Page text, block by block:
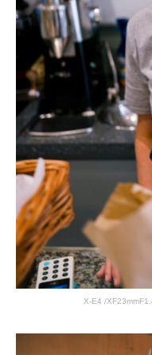
X-E4 /